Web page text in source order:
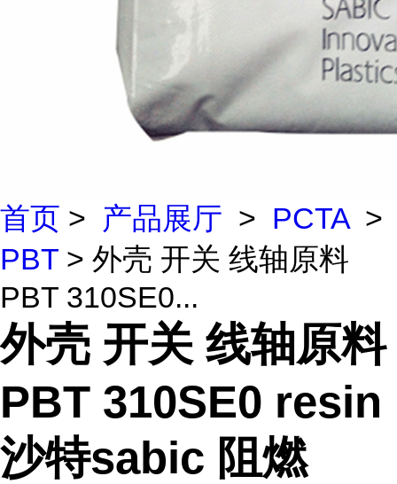
首页 > 产品展厅 > PCTA>
PBT > 外壳 开关 线轴原料
PBT 310SE0...
外壳 开关 线轴原料
PBT 310SE0 resin
沙特sabic 阻燃